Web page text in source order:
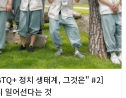
정치 생태계, 그것은" #2]
일어선다는 것